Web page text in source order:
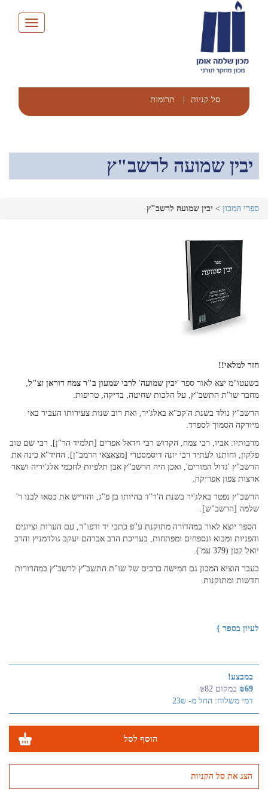
Toggle
סל קניות תרומות
יבין שמועה לרשב"ץ
ספרי המכון > יבין שמועה לרשב"ץ
חזר למלאי!!
בשעטו"מ יצא לאור ספר 'יבין שמועה' לרבי שמעון ב"ר צמח דוראן זצ"ל
מחבר שו"ת התשב"ץ, על הלכות שחיטה, בדיקה, טריפות.
הרשב"ץ נולד בשנת ה'קכ"א באלג'יר, ואת רוב שנות צעירותו העביר באי
מיורקה הסמוך לספרד.
מרבותיו: אביו, רבי צמח, הקדוש רבי וידאל אפרים [תלמיד הר"ן], רבי שם טוב
פלקון, וחותנו לעתיד רבי יונה דיסמסטרי [מצאצאי הרמב"ן]. החיד"א כינה את
הרשב"ץ 'גדול המורים', ואכן היה הרשב"ץ אבן תלפיות לחכמי אלג'יריה ושאר
ארצות צפון אפריקה.
הרשב"ץ נפטר באלג'יר בשנת ה'ר"ד בהיותו בן פ"ג, והוריש את כסאו לבנו ר'
שלמה [הרשב"ש].
הספר יוצא לאור במהדורה מתוקנת ע"פ כתבי יד ודפו"ר, עם הערות וציונים
והפניות ומבוא ונספחים ומפתחות, בעריכת הרב אברהם יעקב גולדמניץ והרב
יואל קטן (379 עמ').
בעבר הוציא המכון גם חמישה כרכים של שו"ת התשב"ץ לרשב"ץ במהדורות
חדשות ומתוקנות.
לעיון בספר }
במבצע!
₪69 במקום ₪82
דמי משלוח: החל מ- 23₪
הוסף לסל
הצג את סל הקניות